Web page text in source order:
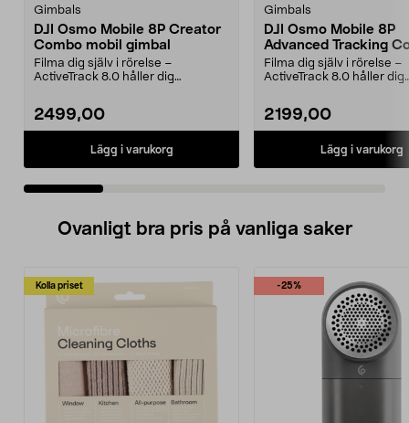
Gimbals
DJI Osmo Mobile 8P Creator
Combo mobil gimbal
Filma dig själv i rörelse –
ActiveTrack 8.0 håller dig
2499,00
Lägg i varukorg
Gimbals
DJI Osmo Mobile 8P
Advanced Tracking
Kit
Filma dig själv i rörelse –
ActiveTrack 8.0 håller dig
2199,00
Lägg i varukorg
Ovanligt bra pris på vanliga saker
Kolla priset -25%